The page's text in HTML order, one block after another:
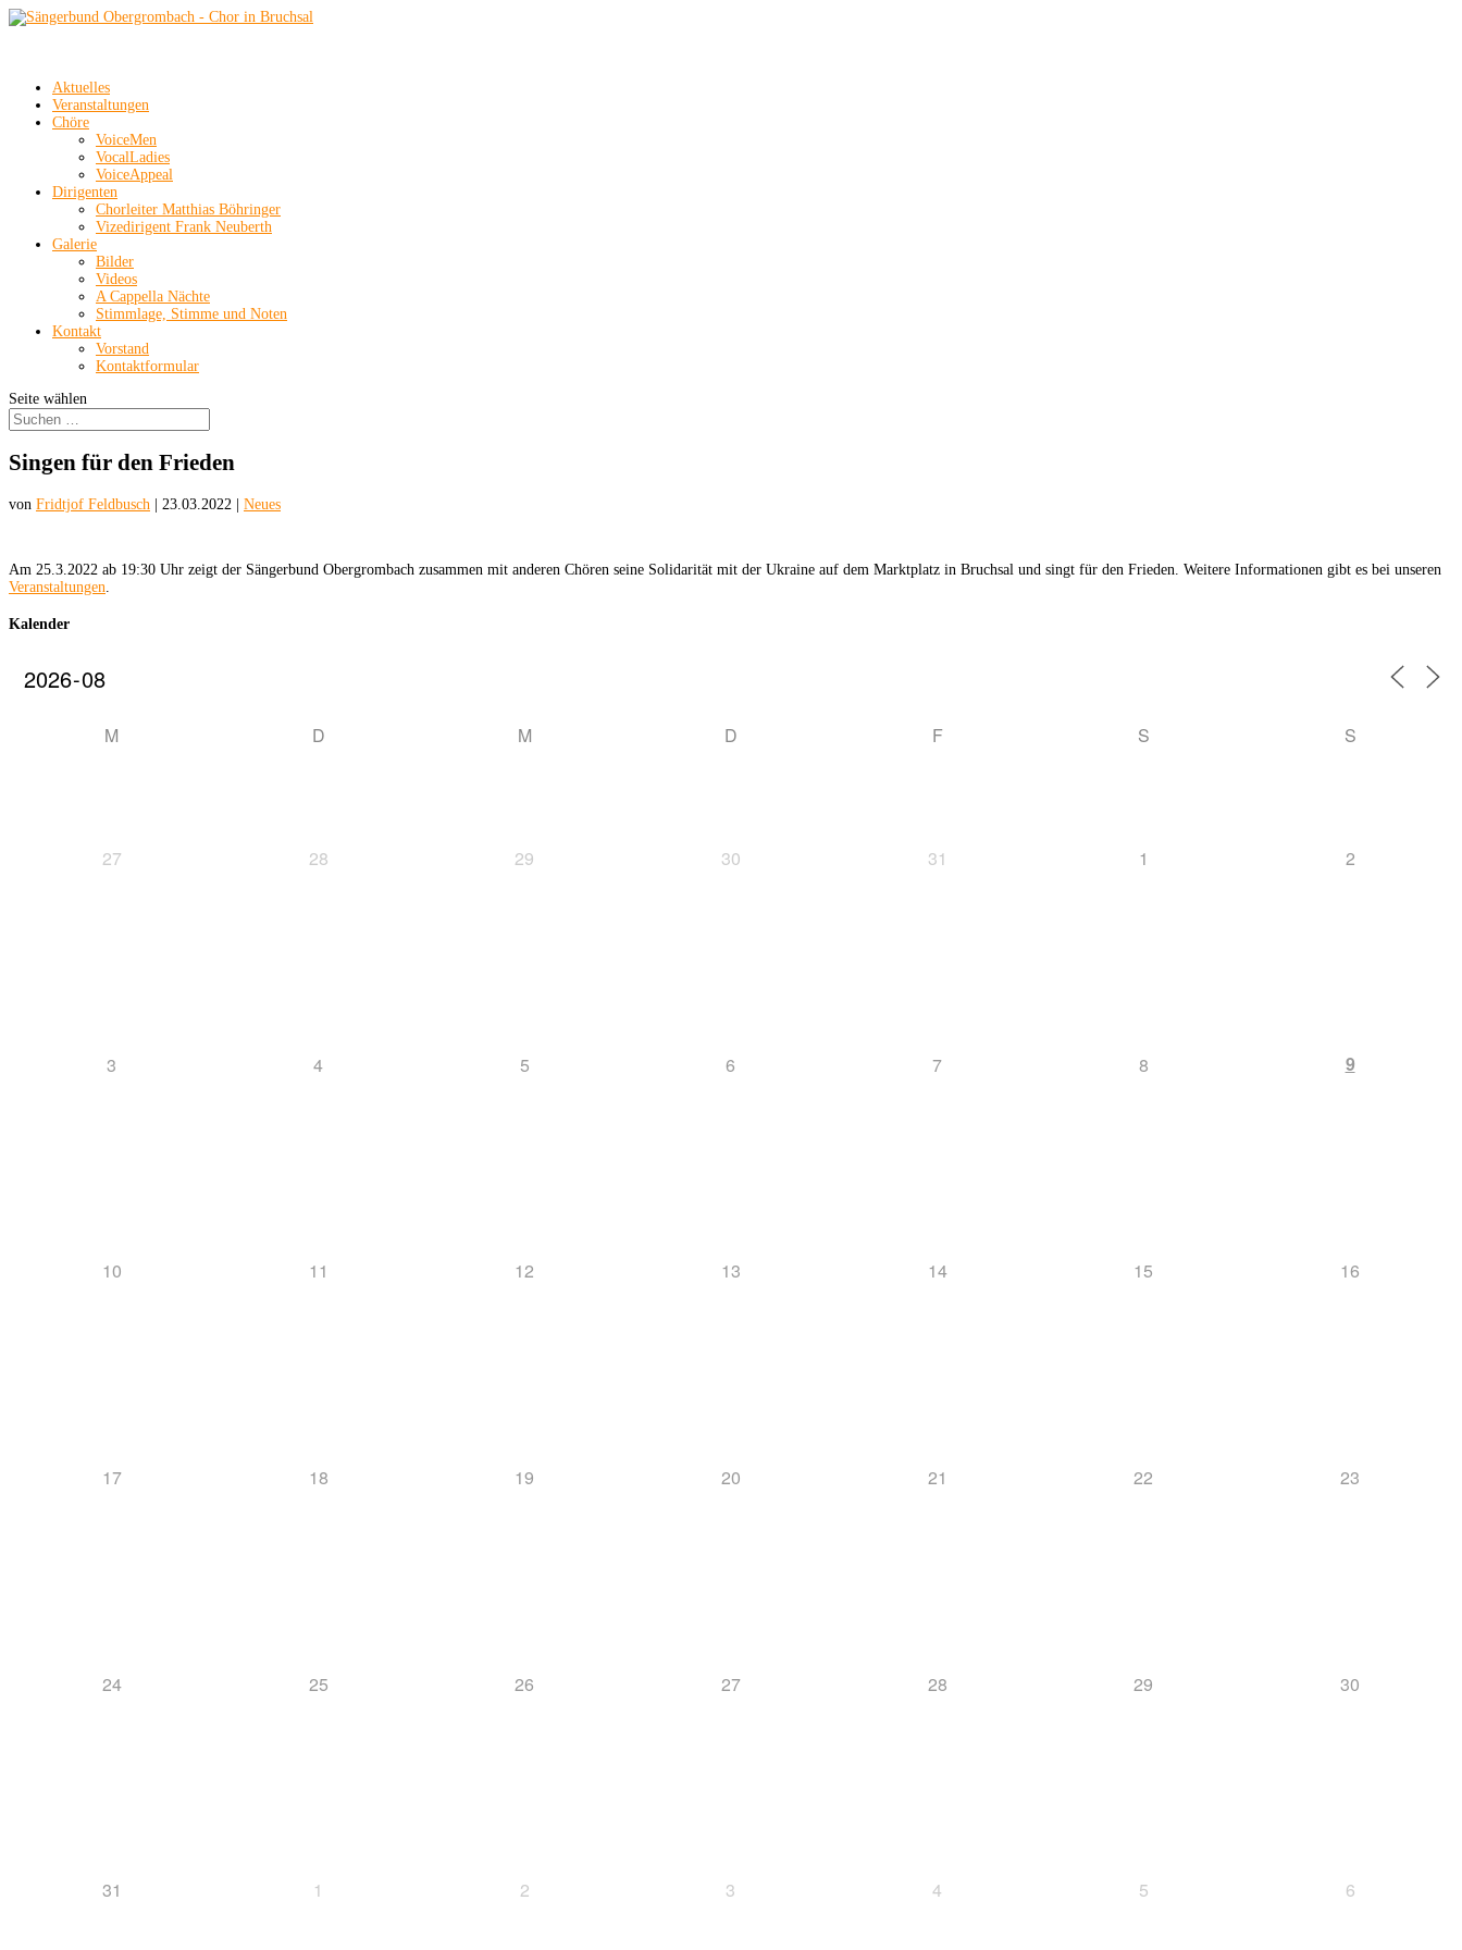
Aktuelles
Veranstaltungen
Chöre
VoiceMen
VocalLadies
VoiceAppeal
Dirigenten
Chorleiter Matthias Böhringer
Vizedirigent Frank Neuberth
Galerie
Bilder
Videos
A Cappella Nächte
Stimmlage, Stimme und Noten
Kontakt
Vorstand
Kontaktformular
Seite wählen
Singen für den Frieden
von Fridtjof Feldbusch 23.03.2022 Neues
Am 25.3.2022 ab 19:30 Uhr zeigt der Sängerbund Obergrombach zusammen mit anderen Chören seine Solidarität mit der Ukraine auf dem Marktplatz in Bruchsal und singt für den Frieden. Weitere Informationen gibt es bei unseren
Veranstaltungen
Kalender
M D M D F S S
27 28 29 30 31 1 2
3 4 5 6 7 8 9
10 11 12 13 14 15 16
17 18 19 20 21 22 23
24 25 26 27 28 29 30
31 1 2 3 4 5 6